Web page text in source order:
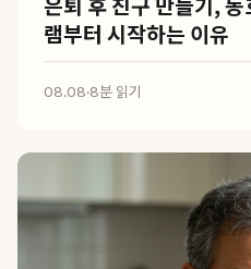
램부터 시작하는 이유
08.08·8분 읽기